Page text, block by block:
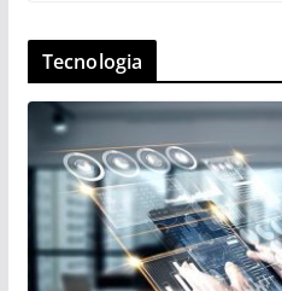
Tecnologia